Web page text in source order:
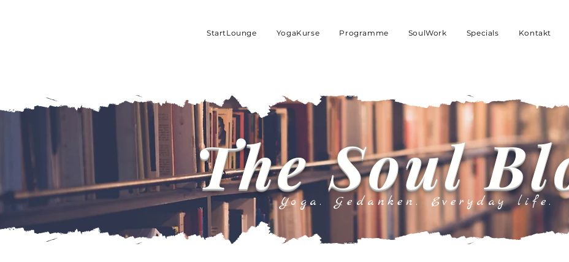
StartLounge YogaKurse Programme SoulWork Specials Kontakt
The Soul
Yoga. Gedanken. Everyday life.